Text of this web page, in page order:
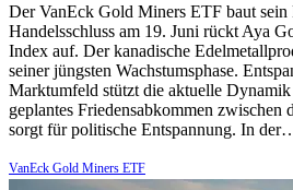
Der VanEck Gold Miners ETF baut
Handelsschluss am 19. Juni rückt Aya
Index auf. Der kanadische
seiner jüngsten Wachstumsphase.
Marktumfeld stützt die aktuelle
geplantes Friedensabkommen zwischen
sorgt für politische Entspannung. In
VanEck Gold Miners ETF